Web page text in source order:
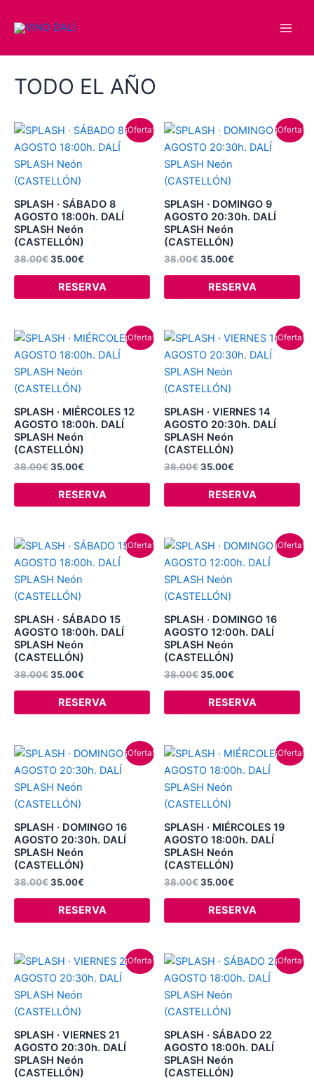
TODO EL AÑO
¡Oferta!
SPLASH · SÁBADO 8
AGOSTO 18:00h. DALÍ
SPLASH Neón
(CASTELLÓN)
38.00€
El
original
era:
38.00€.
35.00€
El
actual
RESERVA
¡Oferta!
SPLASH · DOMINGO 9
AGOSTO 20:30h. DALÍ
SPLASH Neón
(CASTELLÓN)
38.00€
El
original
era:
38.00€.
35.00€
El
actual
RESERVA
¡Oferta!
SPLASH · MIÉRCOLES 12
AGOSTO 18:00h. DALÍ
SPLASH Neón
(CASTELLÓN)
38.00€
El
original
era:
38.00€.
35.00€
El
actual
RESERVA
¡Oferta!
SPLASH · VIERNES 14
AGOSTO 20:30h. DALÍ
SPLASH Neón
(CASTELLÓN)
38.00€
El
original
era:
38.00€.
35.00€
El
actual
RESERVA
¡Oferta!
SPLASH · SÁBADO 15
AGOSTO 18:00h. DALÍ
SPLASH Neón
(CASTELLÓN)
38.00€
El
original
era:
38.00€.
35.00€
El
actual
RESERVA
¡Oferta!
SPLASH · DOMINGO 16
AGOSTO 12:00h. DALÍ
SPLASH Neón
(CASTELLÓN)
38.00€
El
original
era:
38.00€.
35.00€
El
actual
RESERVA
¡Oferta!
SPLASH · DOMINGO 16
AGOSTO 20:30h. DALÍ
SPLASH Neón
(CASTELLÓN)
38.00€
El
original
era:
38.00€.
35.00€
El
actual
RESERVA
¡Oferta!
SPLASH · MIÉRCOLES 19
AGOSTO 18:00h. DALÍ
SPLASH Neón
(CASTELLÓN)
38.00€
El
original
era:
38.00€.
35.00€
El
actual
RESERVA
¡Oferta!
SPLASH · VIERNES 21
AGOSTO 20:30h. DALÍ
SPLASH Neón
(CASTELLÓN)
El
original
era:
38.00€.
El
actual
¡Oferta!
SPLASH · SÁBADO 22
AGOSTO 18:00h. DALÍ
SPLASH Neón
(CASTELLÓN)
El
original
era:
38.00€.
El
actual